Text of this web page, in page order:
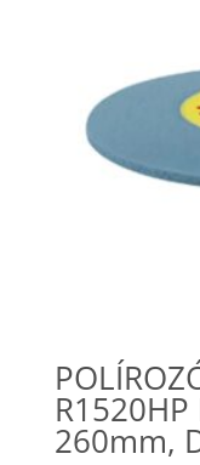
260mm,